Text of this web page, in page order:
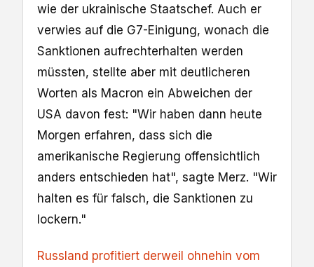
wie der ukrainische Staatschef. Auch er
verwies auf die G7-Einigung, wonach die
Sanktionen aufrechterhalten werden
müssten, stellte aber mit deutlicheren
Worten als Macron ein Abweichen der
USA davon fest: "Wir haben dann heute
Morgen erfahren, dass sich die
amerikanische Regierung offensichtlich
anders entschieden hat", sagte Merz. "Wir
halten es für falsch, die Sanktionen zu
lockern."
Russland profitiert derweil ohnehin vom